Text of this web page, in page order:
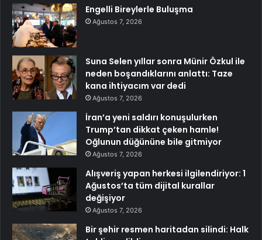
Engelli Bireylerle Buluşma
Ağustos 7, 2026
Suna Selen yıllar sonra Münir Özkul ile
neden boşandıklarını anlattı: Taze
kana ihtiyacım var dedi
Ağustos 7, 2026
İran’a yeni saldırı konuşulurken
Trump’tan dikkat çeken hamle!
Oğlunun düğününe bile gitmiyor
Ağustos 7, 2026
Alışveriş yapan herkesi ilgilendiriyor: 1
Ağustos’ta tüm dijital kurallar
değişiyor
Ağustos 7, 2026
Bir şehir resmen haritadan silindi: Halk